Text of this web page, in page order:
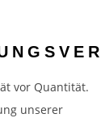
vor Quantität.
unserer